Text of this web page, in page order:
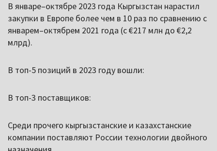
В январе–октябре 2023 года Кыргызстан нарастил
закупки в Европе более чем в 10 раз по сравнению с
январем–октябрем 2021 года (с €217 млн до €2,2
млрд).
В топ-5 позиций в 2023 году вошли:
В топ-3 поставщиков:
Среди прочего кыргызстанские и казахстанские
компании поставляют России технологии двойного